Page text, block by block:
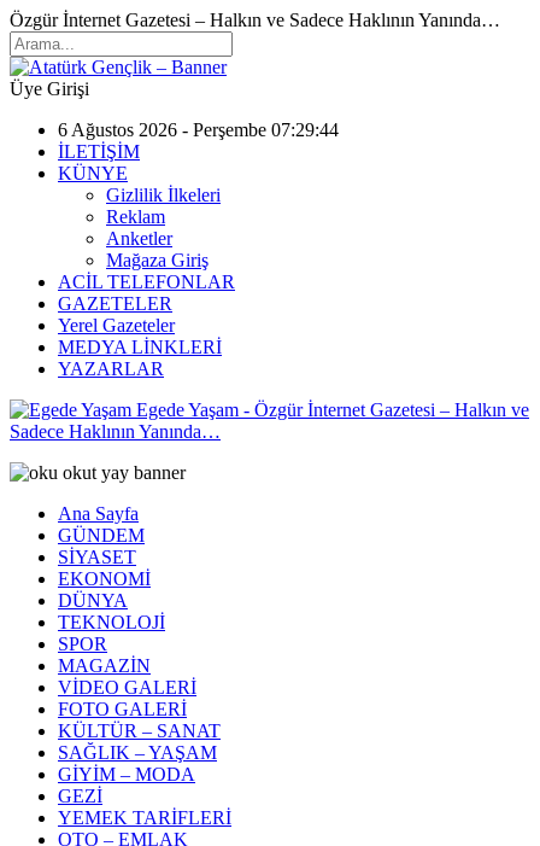
Özgür İnternet Gazetesi – Halkın ve Sadece Haklının Yanında…
Üye Girişi
6 Ağustos 2026 - Perşembe 07:29:44
İLETİŞİM
KÜNYE
Gizlilik İlkeleri
Reklam
Anketler
Mağaza Giriş
ACİL TELEFONLAR
GAZETELER
Yerel Gazeteler
MEDYA LİNKLERİ
YAZARLAR
Egede Yaşam - Özgür İnternet Gazetesi – Halkın ve
Sadece Haklının Yanında…
Ana Sayfa
GÜNDEM
SİYASET
EKONOMİ
DÜNYA
TEKNOLOJİ
SPOR
MAGAZİN
VİDEO GALERİ
FOTO GALERİ
KÜLTÜR – SANAT
SAĞLIK – YAŞAM
GİYİM – MODA
GEZİ
YEMEK TARİFLERİ
OTO – EMLAK